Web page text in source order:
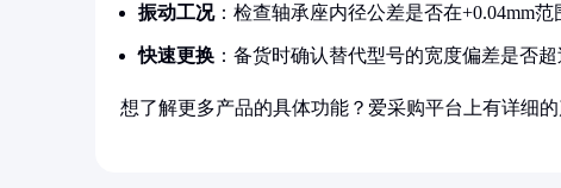
振动工况：检查轴承座内径公差是否在+0.04mm范
快速更换 ：备货时确认替代型号的宽度偏差是否超
想了解更多产品的具体功能？爱采购平台上有详细